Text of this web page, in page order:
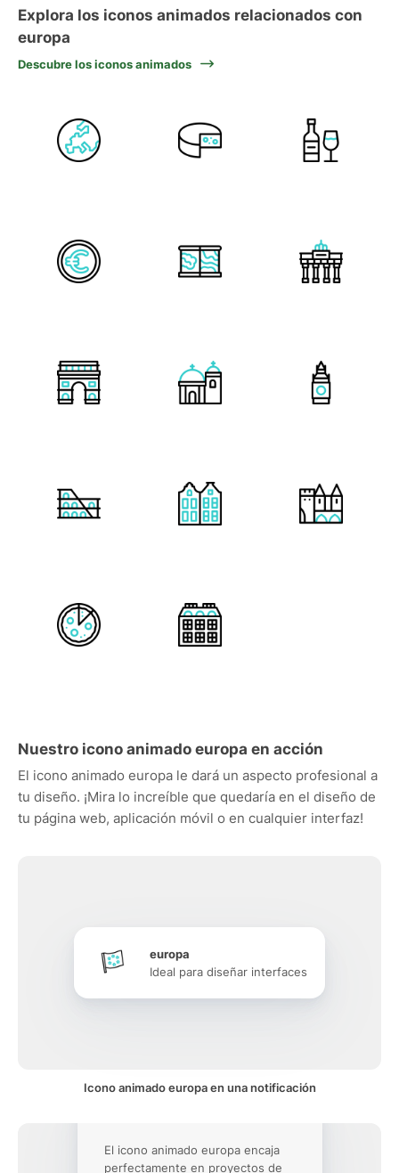
Explora los iconos animados relacionados con
europa
Descubre los iconos animados
Nuestro icono animado europa en acción
El icono animado europa le dará un aspecto profesional a
tu diseño. ¡Mira lo increíble que quedaría en el diseño de
tu página web, aplicación móvil o en cualquier interfaz!
europa
Ideal para diseñar interfaces
Icono animado europa en una notificación
El icono animado europa encaja
perfectamente en proyectos de